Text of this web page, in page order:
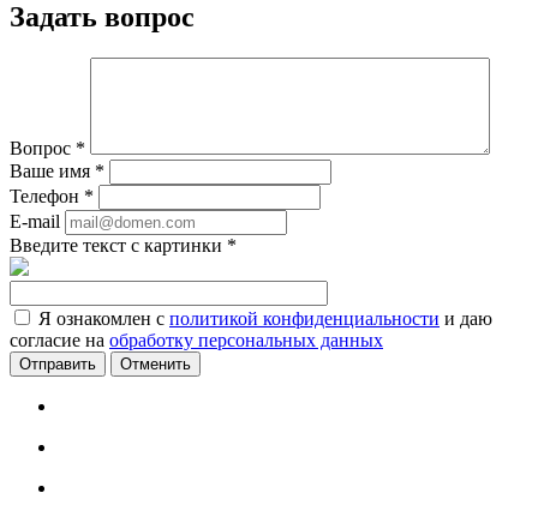
Задать вопрос
Вопрос *
Ваше имя *
Телефон *
E-mail
Введите текст с картинки *
Я ознакомлен с политикой конфиденциальности и даю
согласие на обработку персональных данных
Отменить